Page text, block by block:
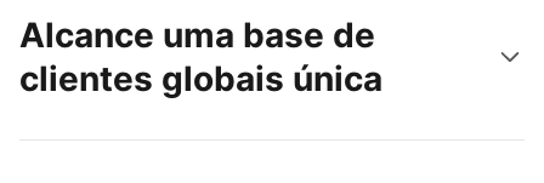
Alcance uma base de
clientes globais única